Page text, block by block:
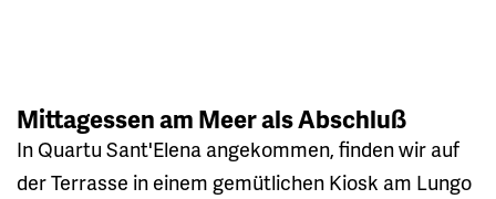
Mittagessen am Meer als Abschluß
In Quartu Sant'Elena angekommen, finden wir auf
der Terrasse in einem gemütlichen Kiosk am Lungo